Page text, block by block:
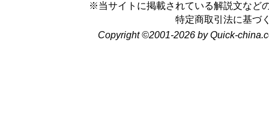
※当サイトに掲載されている解説文など
特定商取引法に基づ
Copyright ©2001-2026 by Quick-